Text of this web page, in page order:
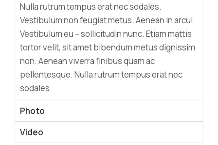
Nulla rutrum tempus erat nec sodales.
Vestibulum non feugiat metus. Aenean in arcu!
Vestibulum eu – sollicitudin nunc. Etiam mattis
tortor velit, sit amet bibendum metus dignissim
non. Aenean viverra finibus quam ac
pellentesque. Nulla rutrum tempus erat nec
sodales.
Photo
Video